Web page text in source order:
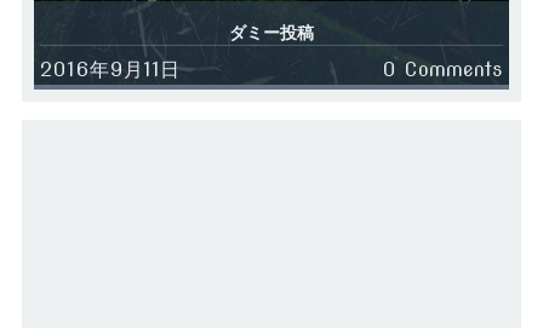
ダミー投稿
2016年9月11日 0 Comments